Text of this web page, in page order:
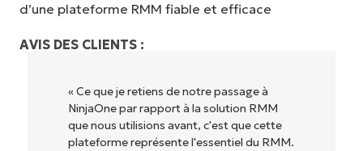
d’une plateforme RMM fiable et efficace
AVIS DES CLIENTS :
« Ce que je retiens de notre passage à
NinjaOne par rapport à la solution RMM
que nous utilisions avant, c'est que cette
plateforme représente l'essentiel du RMM.